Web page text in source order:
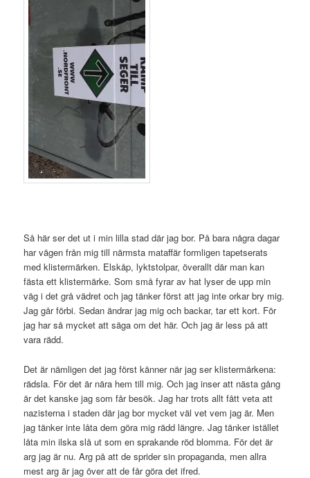
Så här ser det ut i min lilla stad där jag bor. På bara några dagar
har vägen från mig till närmsta mataffär formligen tapetserats
med klistermärken. Elskåp, lyktstolpar, överallt där man kan
fästa ett klistermärke. Som små fyrar av hat lyser de upp min
väg i det grå vädret och jag tänker först att jag inte orkar bry mig.
Jag går förbi. Sedan ändrar jag mig och backar, tar ett kort. För
jag har så mycket att säga om det här. Och jag är less på att
vara rädd.
Det är nämligen det jag först känner när jag ser klistermärkena:
rädsla. För det är nära hem till mig. Och jag inser att nästa gång
är det kanske jag som får besök. Jag har trots allt fått veta att
nazisterna i staden där jag bor mycket väl vet vem jag är. Men
jag tänker inte låta dem göra mig rädd längre. Jag tänker istället
låta min ilska slå ut som en sprakande röd blomma. För det är
arg jag är nu. Arg på att de sprider sin propaganda, men allra
mest arg är jag över att de får göra det ifred.